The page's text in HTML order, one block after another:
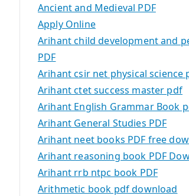
Ancient and Medieval PDF
Apply Online
Arihant child development and
PDF
Arihant csir net physical science
Arihant ctet success master pdf
Arihant English Grammar Book
Arihant General Studies PDF
Arihant neet books PDF free
Arihant reasoning book PDF
Arihant rrb ntpc book PDF
Arithmetic book pdf download